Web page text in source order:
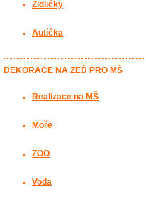
Židličky
Autíčka
DEKORACE NA ZEĎ PRO MŠ
Realizace na MŠ
Moře
ZOO
Voda